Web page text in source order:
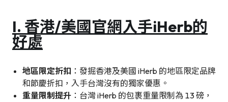
I. 香港/美國官網入手iHerb的
好處
地區限定折扣 ：發掘香港及美國 iHerb 的地區限定品牌
和節慶折扣，入手台灣沒有的獨家優惠。
重量限制提升 ：台灣 iHerb 的包裹重量限制為 13 磅，